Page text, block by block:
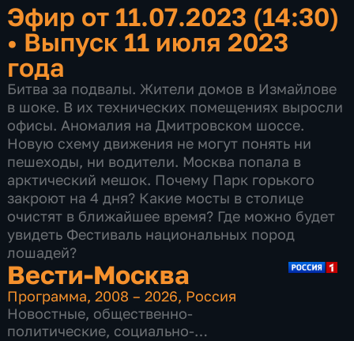
Эфир от 11.07.2023 (14:30)
• Выпуск 11 июля 2023
года
Битва за подвалы. Жители домов в Измайлове
в шоке. В их технических помещениях выросли
офисы. Аномалия на Дмитровском шоссе.
Новую схему движения не могут понять ни
пешеходы, ни водители. Москва попала в
арктический мешок. Почему Парк горького
закроют на 4 дня? Какие мосты в столице
очистят в ближайшее время? Где можно будет
увидеть Фестиваль национальных пород
лошадей?
Вести-Москва
Программа,2008 – 2026, Россия
Новостные, общественно-
политические, социально-